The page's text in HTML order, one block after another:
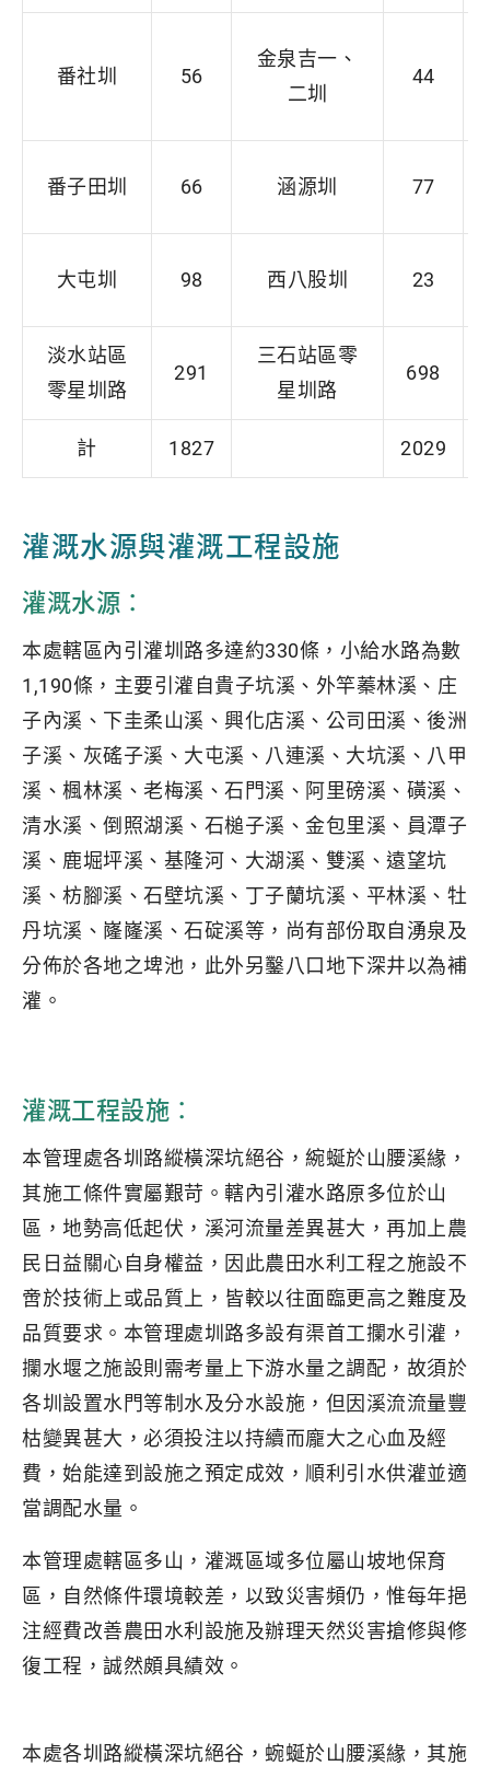
番社圳 56
金泉吉一、
二圳
44
番子田圳 66 涵源圳 77
大屯圳 98 西八股圳 23
淡水站區
零星圳路
291
三石站區零
星圳路
698
計 1827 2029
灌溉水源與灌溉工程設施
灌溉水源：
本處轄區內引灌圳路多達約330條，小給水路為數
1,190條，主要引灌自貴子坑溪、外竿蓁林溪、庄
子內溪、下圭柔山溪、興化店溪、公司田溪、後洲
子溪、灰磘子溪、大屯溪、八連溪、大坑溪、八甲
溪、楓林溪、老梅溪、石門溪、阿里磅溪、磺溪、
清水溪、倒照湖溪、石槌子溪、金包里溪、員潭子
溪、鹿堀坪溪、基隆河、大湖溪、雙溪、遠望坑
溪、枋腳溪、石壁坑溪、丁子蘭坑溪、平林溪、牡
丹坑溪、嶐嶐溪、石碇溪等，尚有部份取自湧泉及
分佈於各地之埤池，此外另鑿八口地下深井以為補
灌。
灌溉工程設施：
本管理處各圳路縱橫深坑絕谷，綩蜒於山腰溪緣，
其施工條件實屬艱苛。轄內引灌水路原多位於山
區，地勢高低起伏，溪河流量差異甚大，再加上農
民日益關心自身權益，因此農田水利工程之施設不
啻於技術上或品質上，皆較以往面臨更高之難度及
品質要求。本管理處圳路多設有渠首工攔水引灌，
攔水堰之施設則需考量上下游水量之調配，故須於
各圳設置水門等制水及分水設施，但因溪流流量豐
枯變異甚大，必須投注以持續而龐大之心血及經
費，始能達到設施之預定成效，順利引水供灌並適
當調配水量。
本管理處轄區多山，灌溉區域多位屬山坡地保育
區，自然條件環境較差，以致災害頻仍，惟每年挹
注經費改善農田水利設施及辦理天然災害搶修與修
復工程，誠然頗具績效。
本處各圳路縱橫深坑絕谷，蜿蜒於山腰溪緣，其施